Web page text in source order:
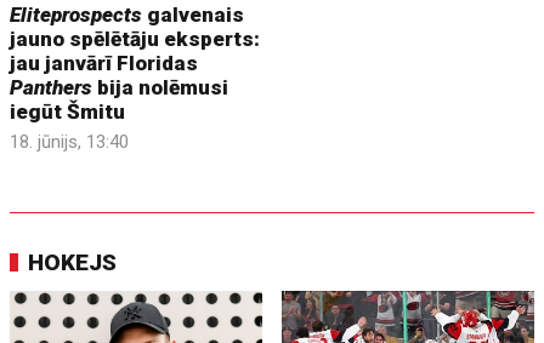
Eliteprospects galvenais
jauno spēlētāju eksperts:
jau janvārī Floridas
Panthers bija nolēmusi
iegūt Šmitu
18. jūnijs, 13:40
HOKEJS